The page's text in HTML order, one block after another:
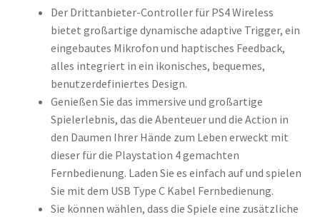
Der Drittanbieter-Controller für PS4 Wireless
bietet großartige dynamische adaptive Trigger, ein
eingebautes Mikrofon und haptisches Feedback,
alles integriert in ein ikonisches, bequemes,
benutzerdefiniertes Design.
Genießen Sie das immersive und großartige
Spielerlebnis, das die Abenteuer und die Action in
den Daumen Ihrer Hände zum Leben erweckt mit
dieser für die Playstation 4 gemachten
Fernbedienung. Laden Sie es einfach auf und spielen
Sie mit dem USB Type C Kabel Fernbedienung.
Sie können wählen, dass die Spiele eine zusätzliche